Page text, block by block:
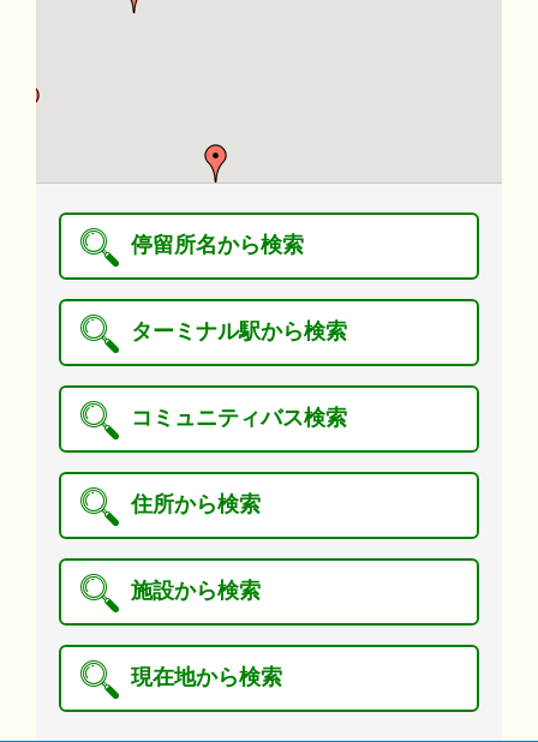
停留所名から検索
ターミナル駅から検索
コミュニティバス検索
住所から検索
施設から検索
現在地から検索